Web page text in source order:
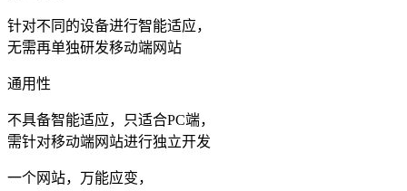
针对不同的设备进行智能适应，
无需再单独研发移动端网站
通用性
不具备智能适应，只适合PC端，
需针对移动端网站进行独立开发
一个网站，万能应变，